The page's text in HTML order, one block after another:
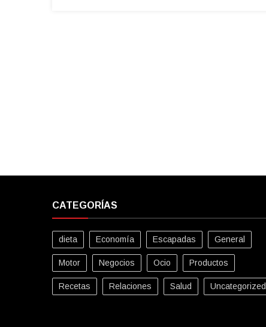
CATEGORÍAS
dieta Economía Escapadas General
Motor Negocios Ocio Productos
Recetas Relaciones Salud Uncategorized